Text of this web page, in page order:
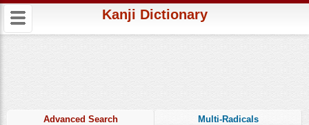
Kanji Dictionary
Advanced Search Multi-Radicals